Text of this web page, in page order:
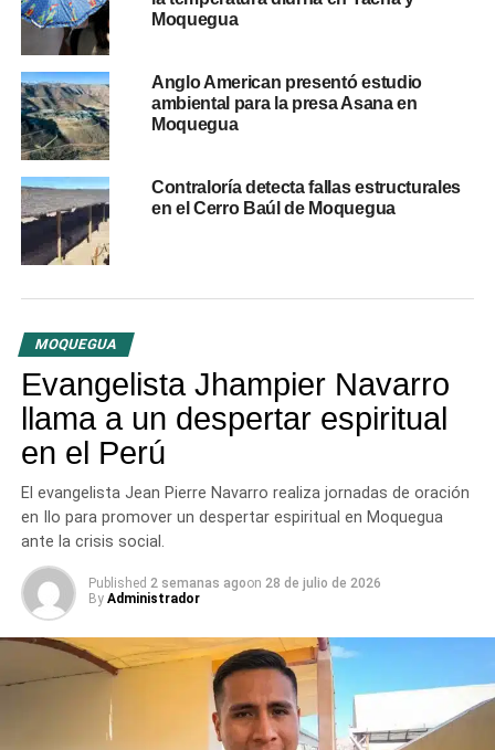
MARIO NINA BENEGAS
MATALAQUE
OBRA DE RIEGO
UP NEXT
Se instaló la mesa del grupo anticorrupción en
Moquegua para transparentar licencias de
conducir
DON'T MISS
Incendio Asociación Villa Tumbes del distrito de
Samegua dejó una vivienda afectada y seis
personas damnificadas
Moquegua
Anglo American presentó estudio
ambiental para la presa Asana en
Moquegua
Contraloría detecta fallas estructurales
en el Cerro Baúl de Moquegua
MOQUEGUA
Evangelista Jhampier Navarro
llama a un despertar espiritual
en el Perú
El evangelista Jean Pierre Navarro realiza jornadas de oración
en Ilo para promover un despertar espiritual en Moquegua
ante la crisis social.
Published 2 semanas agoon 28 de julio de 2026
By Administrador